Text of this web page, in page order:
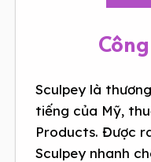
Sculpey là
tiếng của Mỹ,
Products. Được
Sculpey nhanh